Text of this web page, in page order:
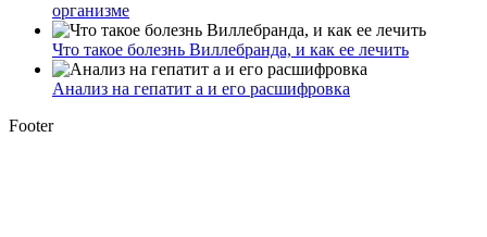
организме
Что такое болезнь Виллебранда, и как ее лечить
Анализ на гепатит а и его расшифровка
Footer